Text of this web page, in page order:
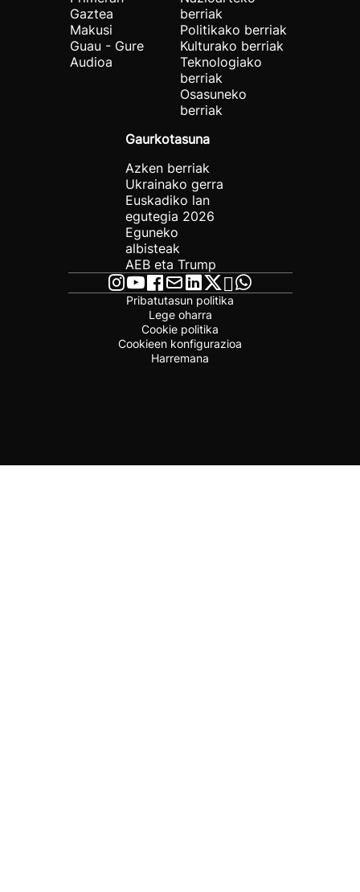
Gaztea
Makusi
Guau - Gure
Audioa
berriak
Politikako berriak
Kulturako berriak
Teknologiako
berriak
Osasuneko
berriak
Gaurkotasuna
Azken berriak
Ukrainako gerra
Euskadiko lan
egutegia 2026
Eguneko
albisteak
AEB eta Trump
Pribatutasun politika
Lege oharra
Cookie politika
Cookieen konfigurazioa
Harremana